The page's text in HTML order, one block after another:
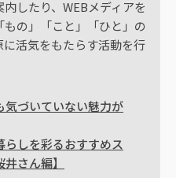
したり、WEBメディアを
の」「こと」「ひと」の
活気をもたらす活動を行
気づいていない魅力が
しを彩るおすすめス
さん編】